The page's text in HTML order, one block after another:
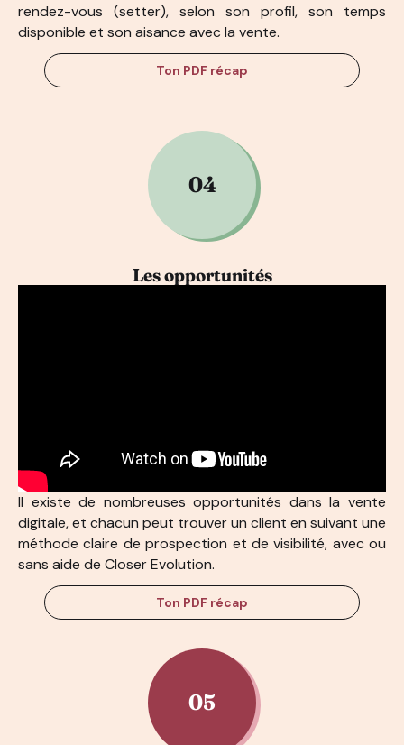
rendez-vous (setter), selon son profil, son temps
disponible et son aisance avec la vente.
Ton PDF récap
04
Les opportunités
Il existe de nombreuses opportunités dans la vente
digitale, et chacun peut trouver un client en suivant une
méthode claire de prospection et de visibilité, avec ou
sans aide de Closer Evolution.
Ton PDF récap
05